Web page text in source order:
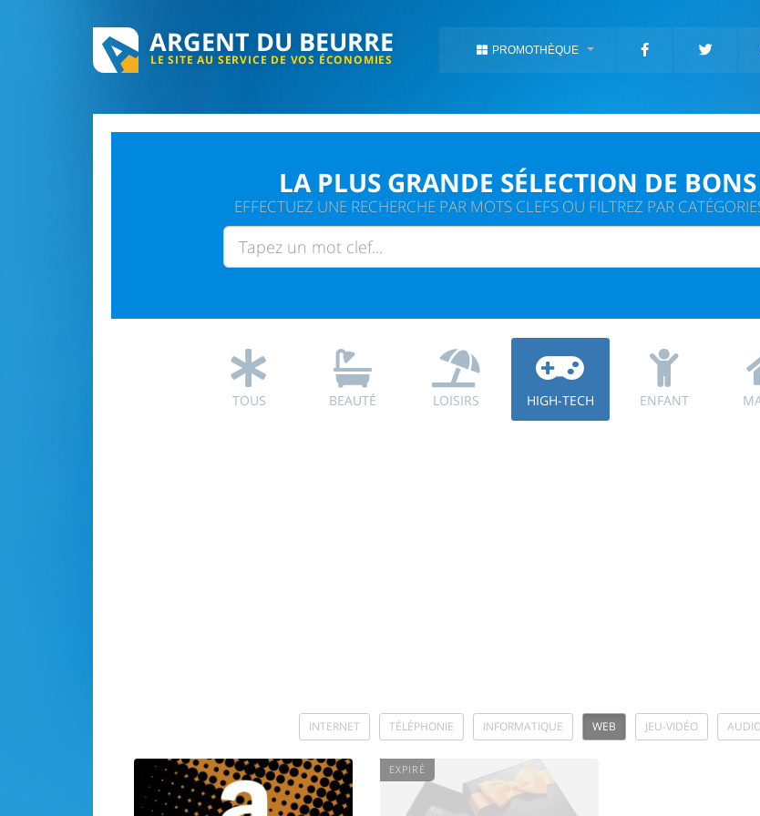
ARGENT DU BEURRE
LE SITE AU SERVICE DE VOS ÉCONOMIES
PROMOTHÈQUE
LA PLUS GRANDE SÉLECTION DE
EFFECTUEZ UNE RECHERCHE PAR MOTS CLEFS OU FILTREZ PAR
TOUS BEAUTÉ LOISIRS HIGH-TECH ENFANT
INTERNET TÉLÉPHONIE INFORMATIQUE WEB JEU-VIDÉO
EXPIRÉ